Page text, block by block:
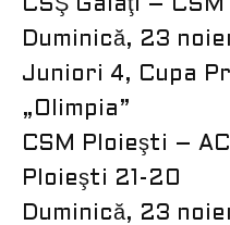
CSŞ Galaţi – CSM
Duminică, 23
Juniori 4, Cupa
„Olimpia”
CSM Ploieşti –
Ploieşti 21-20
Duminică, 23